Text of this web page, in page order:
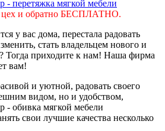
и обратно БЕСПЛАТНО.
у вас дома, перестала радовать
стать владельцем нового и
Тогда приходите к нам! Наша фирма
вам!
и уютной, радовать своего
видом, но и удобством,
свои лучшие качества несколько